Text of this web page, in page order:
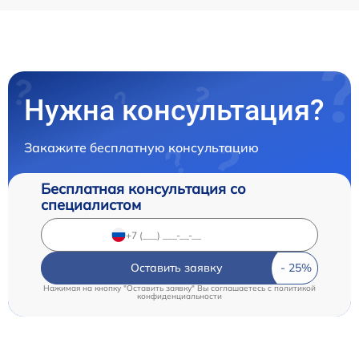
Нужна консультация?
Закажите бесплатную консультацию
Бесплатная консультация со
специалистом
Оставить заявку
Нажимая на кнопку "Оставить заявку" Вы соглашаетесь c политикой
конфиденциальности